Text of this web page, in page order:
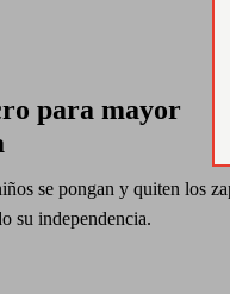
para mayor
se pongan y quiten los
su independencia.